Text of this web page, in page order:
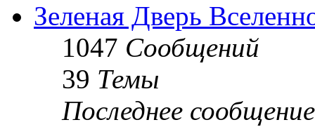
Зеленая Дверь
1047 Сообщений
39 Темы
Последнее сообщение